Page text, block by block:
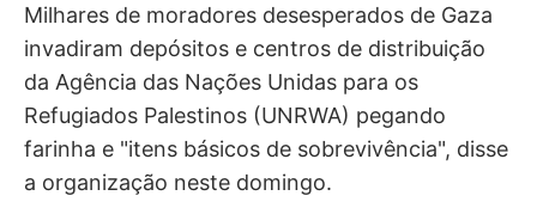
Milhares de moradores desesperados de Gaza
invadiram depósitos e centros de distribuição
da Agência das Nações Unidas para os
Refugiados Palestinos (UNRWA) pegando
farinha e "itens básicos de sobrevivência", disse
a organização neste domingo.